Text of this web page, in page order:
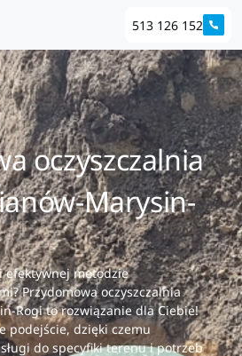
513 126 152
oczyszczalnia
Marysin-
efektywnej metodzie
Przydomowa oczyszczalnia
Rogi to rozwiązanie dla Ciebie!
podejście, dzięki czemu
do specyfiki terenu i potrzeb